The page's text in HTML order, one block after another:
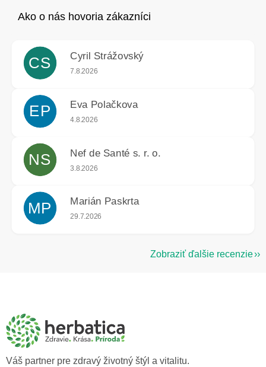
CS Cyril Strážovský
Hodnotenie obchodu je 5 z 5 hviezdičiek.
7.8.2026
EP Eva Polačkova
Hodnotenie obchodu je 5 z 5 hviezdičiek.
4.8.2026
NS Nef de Santé s. r. o.
Hodnotenie obchodu je 5 z 5 hviezdičiek.
3.8.2026
MP Marián Paskrta
Hodnotenie obchodu je 5 z 5 hviezdičiek.
29.7.2026
Zobraziť ďalšie recenzie
Váš partner pre zdravý životný štýl a vitalitu.